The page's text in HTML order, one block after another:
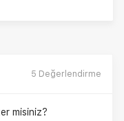
5 Değerlendirme
misiniz?